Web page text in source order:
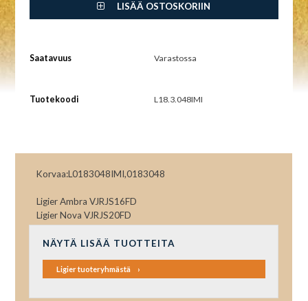
LISÄÄ OSTOSKORIIN
Saatavuus Varastossa
Tuotekoodi L18.3.048IMI
Korvaa:L0183048IMI,0183048
Ligier Ambra VJRJS16FD
Ligier Nova VJRJS20FD
NÄYTÄ LISÄÄ TUOTTEITA
Ligier tuoteryhmästä